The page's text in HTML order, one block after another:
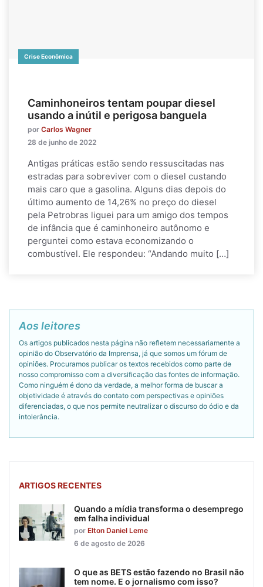
Crise Econômica
Caminhoneiros tentam poupar diesel
usando a inútil e perigosa banguela
por Carlos Wagner
28 de junho de 2022
Antigas práticas estão sendo ressuscitadas nas
estradas para sobreviver com o diesel custando
mais caro que a gasolina. Alguns dias depois do
último aumento de 14,26% no preço do diesel
pela Petrobras liguei para um amigo dos tempos
de infância que é caminhoneiro autônomo e
perguntei como estava economizando o
combustível. Ele respondeu: “Andando muito […]
Aos leitores
Os artigos publicados nesta página não refletem necessariamente a
opinião do Observatório da Imprensa, já que somos um fórum de
opiniões. Procuramos publicar os textos recebidos como parte de
nosso compromisso com a diversificação das fontes de informação.
Como ninguém é dono da verdade, a melhor forma de buscar a
objetividade é através do contato com perspectivas e opiniões
diferenciadas, o que nos permite neutralizar o discurso do ódio e da
intolerância.
ARTIGOS RECENTES
Quando a mídia transforma o desemprego
em falha individual
por Elton Daniel Leme
6 de agosto de 2026
O que as BETS estão fazendo no Brasil não
tem nome. E o jornalismo com isso?